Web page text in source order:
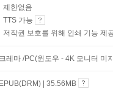
제한없음
TTS 가능
저작권 보호를 위해 인쇄 기능 제
크레마 /PC(윈도우 - 4K 모니터 미
EPUB(DRM) | 35.56MB